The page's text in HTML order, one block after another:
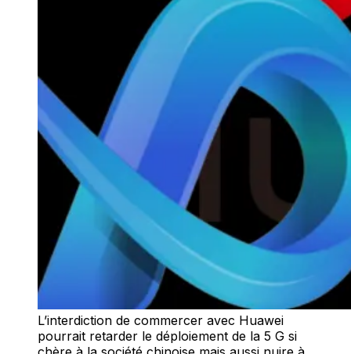
L’interdiction de commercer avec Huawei
pourrait retarder le déploiement de la 5 G si